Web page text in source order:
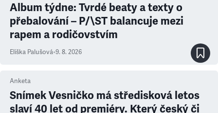
Album týdne: Tvrdé beaty a texty o
přebalování – P/\ST balancuje mezi
rapem a rodičovstvím
Eliška Palušová•9. 8. 2026
Anketa
Snímek Vesničko má středisková letos
slaví 40 let od premiéry. Který český či